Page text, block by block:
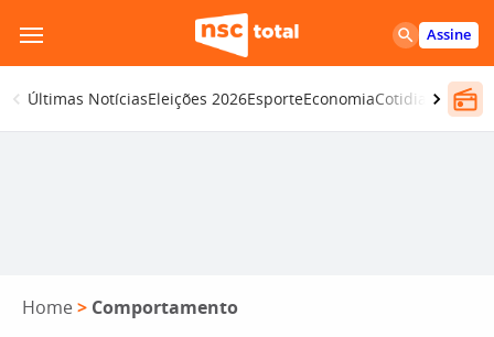
para
o
conteúdo
Assine
Últimas NotíciasEleições 2026EsporteEconomiaCotidiano
Home > Comportamento